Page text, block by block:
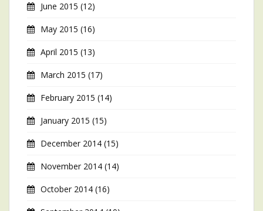
June 2015 (12)
May 2015 (16)
April 2015 (13)
March 2015 (17)
February 2015 (14)
January 2015 (15)
December 2014 (15)
November 2014 (14)
October 2014 (16)